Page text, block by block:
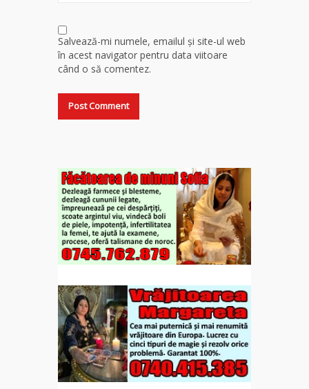
Salvează-mi numele, emailul și site-ul web
în acest navigator pentru data viitoare
când o să comentez.